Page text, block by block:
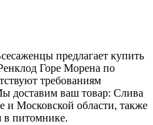
предлагает купить
Горе Морена по
требованиям
доставим ваш товар: Слива
Московской области, также
в питомнике.